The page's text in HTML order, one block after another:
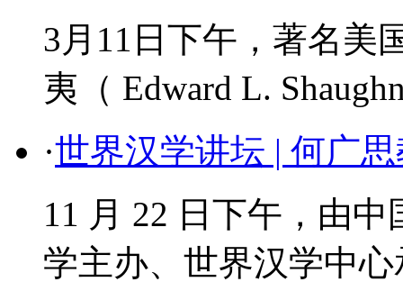
3月11日下午，著名美
夷（ Edward L.
·世界汉学讲坛 | 何广
11 月 22 日下午，由
学主办、世界汉学中